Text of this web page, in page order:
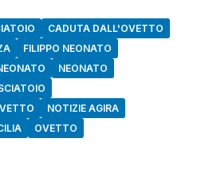
CADUTA DALL'OVETTO
FILIPPO NEONATO
NEONATO
NOTIZIE AGIRA
OVETTO